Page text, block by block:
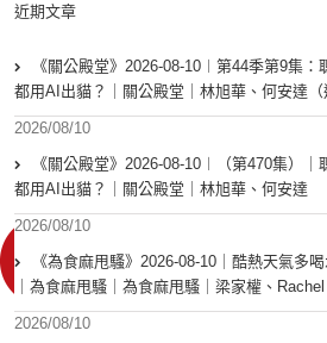
近期文章
《關公殿堂》2026-08-10︱第44季第9集
都用AI出貓？｜關公殿堂｜林旭華、何安達（
2026/08/10
《關公殿堂》2026-08-10︱（第470集）
都用AI出貓？｜關公殿堂｜林旭華、何安達
2026/08/10
《為食麻甩騷》2026-08-10｜酷熱天氣多
｜為食麻甩騷｜為食麻甩騷｜梁家權、Rachel
2026/08/10